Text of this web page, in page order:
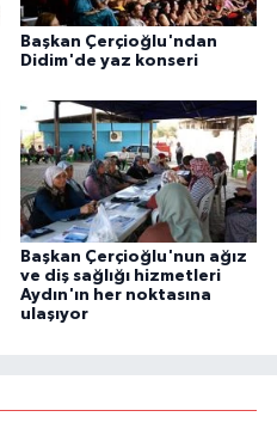
Başkan Çerçioğlu'ndan
Didim'de yaz konseri
Başkan Çerçioğlu'nun ağız
ve diş sağlığı hizmetleri
Aydın'ın her noktasına
ulaşıyor